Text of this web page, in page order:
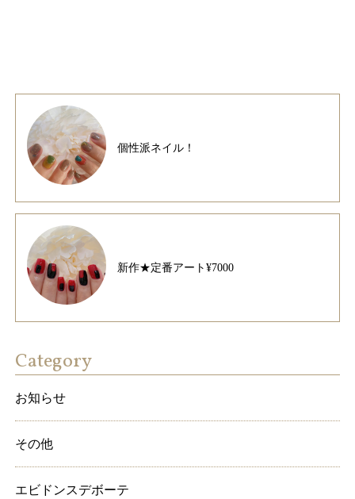
個性派ネイル！
新作★定番アート¥7000
Category
お知らせ
その他
エビドンスデボーテ